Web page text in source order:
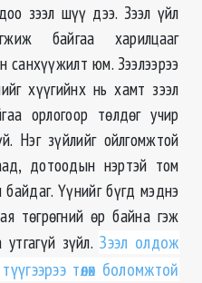
зээл шүү дээ. Зээл үйл
байгаа харилцааг
санхүүжилт юм. Зээлээрээ
хүүгийнх нь хамт зээл
орлогоор төлдөг учир
Нэг зүйлийг ойлгомжтой
дотоодын нэртэй том
Үүнийг бүгд мэднэ
төгрөгний өр байна гэж
зүйл. Зээл олдож
төлөх боломжтой